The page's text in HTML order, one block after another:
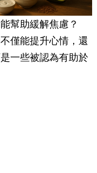
幫助緩解焦慮？
僅能提升心情，還
一些被認為有助於